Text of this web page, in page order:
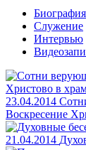
Биография
Служение
Интервью
23.04.2014
Воскресение
21.04.2014